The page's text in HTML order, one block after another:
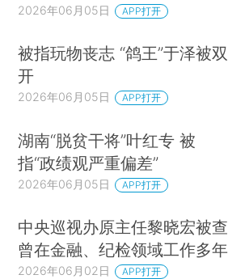
2026年06月05日 APP打开
被指玩物丧志 “鸽王”于泽被双
开
2026年06月05日 APP打开
湖南“脱贫干将”叶红专 被
指“政绩观严重偏差”
2026年06月05日 APP打开
中央巡视办原主任黎晓宏被查
曾在金融、纪检领域工作多年
2026年06月02日 APP打开